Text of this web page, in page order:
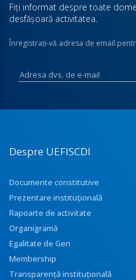
Fiţi informat despre toate
desfăşoară activitatea.
Înregistraţi-vă adresa de email
Despre UEFISCDI
Documente constitutive
Prezentare instituţională
Rapoarte de activitate
Organigramă
Egalitate de Gen
Membership
Transparenţă instituţională